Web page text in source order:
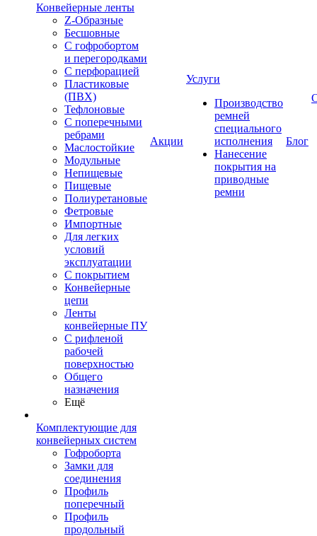
Конвейерные ленты
Z-Образные
Бесшовные
С гофробортом
и перегородками
С перфорацией
Пластиковые
(ПВХ)
Тефлоновые
С поперечными
ребрами
Маслостойкие
Модульные
Непищевые
Пищевые
Полиуретановые
Фетровые
Импортные
Для легких
условий
эксплуатации
С покрытием
Конвейерные
цепи
Ленты
конвейерные ПУ
С рифленой
рабочей
поверхностью
Общего
назначения
Ещё
Комплектующие для
конвейерных систем
Гофроборта
Замки для
соединения
Профиль
поперечный
Профиль
продольный
Акции
Услуги
Производство
ремней
специального
исполнения
Нанесение
покрытия на
приводные
ремни
Блог